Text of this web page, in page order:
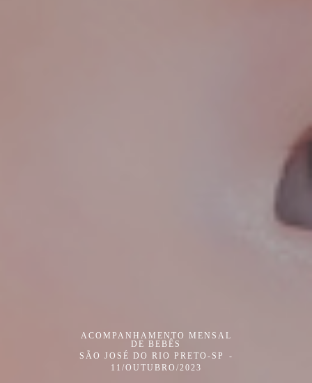
ACOMPANHAMENTO MENSAL
DE BEBÊS
SÃO JOSÉ DO RIO PRETO-SP
11/OUTUBRO/2023